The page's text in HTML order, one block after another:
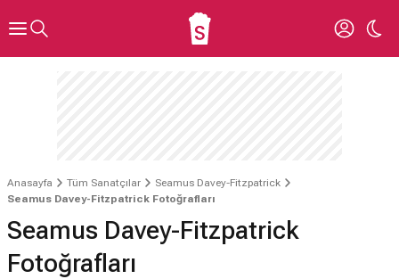
Anasayfa Tüm Sanatçılar
Seamus Davey-Fitzpatrick
Seamus Davey-Fitzpatrick Fotoğrafları
Seamus Davey-Fitzpatrick
Fotoğrafları